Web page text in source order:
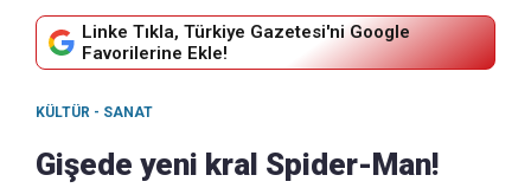
Linke Tıkla, Türkiye Gazetesi'ni Google
Favorilerine Ekle!
KÜLTÜR - SANAT
Gişede yeni kral Spider-Man!